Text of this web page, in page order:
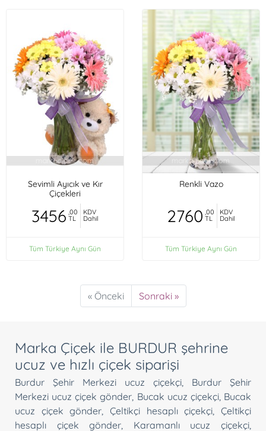
Sevimli Ayıcık ve Kır
Çiçekleri
3456 ,00
TL
KDV
Dahil
Tüm Türkiye Aynı Gün
Renkli Vazo
2760 ,00
TL
KDV
Dahil
Tüm Türkiye Aynı Gün
« Önceki Sonraki »
Marka Çiçek ile BURDUR şehrine
ucuz ve hızlı çiçek siparişi
Burdur Şehir Merkezi ucuz çiçekçi
Burdur Şehir
Merkezi ucuz çiçek gönder Bucak ucuz çiçekçi, Bucak
ucuz çiçek gönder ,Çeltikçi hesaplı çiçekçi ,Çeltikçi
hesaplı çiçek gönder
Karamanlı ucuz çiçekçi